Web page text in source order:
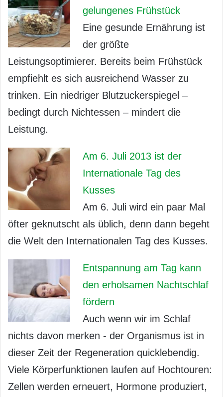
gelungenes Frühstück
Eine gesunde Ernährung ist
der größte
Leistungsoptimierer. Bereits beim Frühstück
empfiehlt es sich ausreichend Wasser zu
trinken. Ein niedriger Blutzuckerspiegel –
bedingt durch Nichtessen – mindert die
Leistung.
Am 6. Juli 2013 ist der
Internationale Tag des
Kusses
Am 6. Juli wird ein paar Mal
öfter geknutscht als üblich, denn dann begeht
die Welt den Internationalen Tag des Kusses.
Entspannung am Tag kann
den erholsamen Nachtschlaf
fördern
Auch wenn wir im Schlaf
nichts davon merken - der Organismus ist in
dieser Zeit der Regeneration quicklebendig.
Viele Körperfunktionen laufen auf Hochtouren:
Zellen werden erneuert, Hormone produziert,